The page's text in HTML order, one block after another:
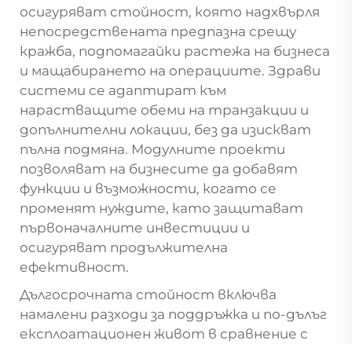
осигуряват стойност, която надхвърля
непосредствената предпазна срещу
кражба, подпомагайки растежа на бизнеса
и мащабирането на операциите. Здрави
системи се адаптират към
нарастващите обеми на транзакции и
допълнителни локации, без да изискват
пълна подмяна. Модулните проекти
позволяват на бизнесите да добавят
функции и възможности, когато се
променят нуждите, като защитават
първоначалните инвестиции и
осигуряват продължителна
ефективност.
Дългосрочната стойност включва
намалени разходи за поддръжка и по-дълъг
експлоатационен живот в сравнение с